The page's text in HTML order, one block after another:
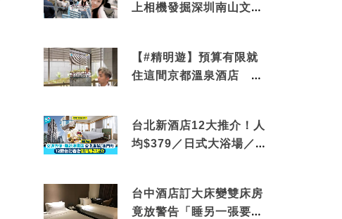
上相機發掘深圳南山文藝
【#精明遊】預算有限就
住這間京都溫泉酒店 車
台北新酒店12大推介！人
均$379／日式大浴場／1
台中酒店訂大床變雙床房
竟放警告「睡另一張要加